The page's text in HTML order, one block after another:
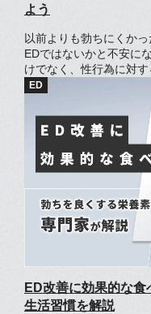
よう
以前よりも勃ちにくか
EDではないかと不安になる
けでなく、性行為に対
症状かもしれません。 そもそもEDとは「満足できる性行為の
ために十分な勃起がで
う状態です。[1] EDにはいくつかの原因があり、適切な対策
をすれば症状の改善が期待できます。
期症状やセルフチェッ
対策を紹介します。
ED改善に効果的な
生活習慣を解説